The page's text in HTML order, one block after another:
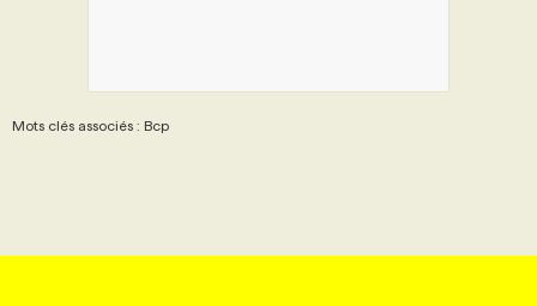
Mots clés associés : Bcp